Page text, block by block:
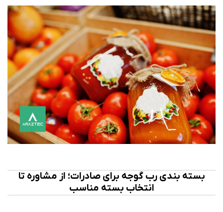
بسته‌ بندی رب گوجه برای صادرات؛ از مشاوره تا
انتخاب بسته مناسب